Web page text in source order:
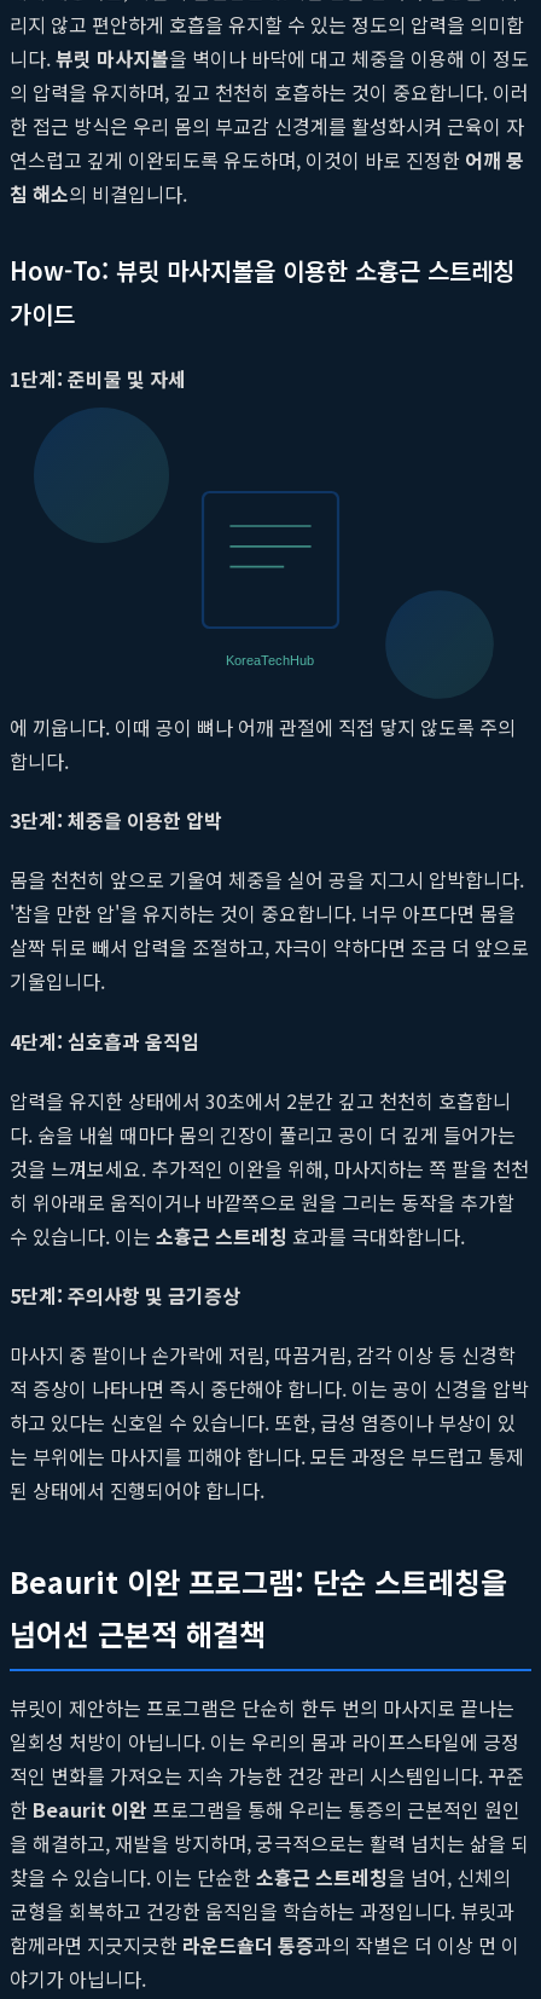
리지 않고 편안하게 호흡을 유지할 수 있는 정도의 압력을 의미합
니다.뷰릿 마사지볼을 벽이나 바닥에 대고 체중을 이용해 이 정도
의 압력을 유지하며, 깊고 천천히 호흡하는 것이 중요합니다. 이러
한 접근 방식은 우리 몸의 부교감 신경계를 활성화시켜 근육이 자
연스럽고 깊게 이완되도록 유도하며, 이것이 바로 진정한 어깨 뭉
침 해소의 비결입니다.
How-To: 뷰릿 마사지볼을 이용한 소흉근 스트레칭
가이드
1단계: 준비물 및 자세
뷰릿 마사지볼(또는 테니스공) 1개와 기댈 수 있는 벽을 준비합니
다. 벽을 마주 보고 서서, 마사지하려는 쪽 어깨를 살짝 앞으로 내
밉니다. 예를 들어, 오른쪽 소흉근을 마사지하려면 오른발을 살짝
앞으로 내딛어 안정적인 자세를 취합니다.
오른쪽 쇄골 중앙에서 2~3cm 아래, 어깨와 가슴이 만나는 오목한
지점을 찾습니다. 뷰릿 마사지볼을 그 지점에 놓고 벽과 가슴 사이
에 끼웁니다. 이때 공이 뼈나 어깨 관절에 직접 닿지 않도록 주의
합니다.
3단계: 체중을 이용한 압박
몸을 천천히 앞으로 기울여 체중을 실어 공을 지그시 압박합니다.
'참을 만한 압'을 유지하는 것이 중요합니다. 너무 아프다면 몸을
살짝 뒤로 빼서 압력을 조절하고, 자극이 약하다면 조금 더 앞으로
기울입니다.
4단계: 심호흡과 움직임
압력을 유지한 상태에서 30초에서 2분간 깊고 천천히 호흡합니
다. 숨을 내쉴 때마다 몸의 긴장이 풀리고 공이 더 깊게 들어가는
것을 느껴보세요. 추가적인 이완을 위해, 마사지하는 쪽 팔을 천천
히 위아래로 움직이거나 바깥쪽으로 원을 그리는 동작을 추가할
수 있습니다. 이는 소흉근 스트레칭 효과를 극대화합니다.
5단계: 주의사항 및 금기증상
마사지 중 팔이나 손가락에 저림, 따끔거림, 감각 이상 등 신경학
적 증상이 나타나면 즉시 중단해야 합니다. 이는 공이 신경을 압박
하고 있다는 신호일 수 있습니다. 또한, 급성 염증이나 부상이 있
는 부위에는 마사지를 피해야 합니다. 모든 과정은 부드럽고 통제
된 상태에서 진행되어야 합니다.
Beaurit 이완 프로그램: 단순 스트레칭을
넘어선 근본적 해결책
뷰릿이 제안하는 프로그램은 단순히 한두 번의 마사지로 끝나는
일회성 처방이 아닙니다. 이는 우리의 몸과 라이프스타일에 긍정
적인 변화를 가져오는 지속 가능한 건강 관리 시스템입니다. 꾸준
한 Beaurit 이완 프로그램을 통해 우리는 통증의 근본적인 원인
을 해결하고, 재발을 방지하며, 궁극적으로는 활력 넘치는 삶을 되
찾을 수 있습니다. 이는 단순한소흉근 스트레칭을 넘어, 신체의
균형을 회복하고 건강한 움직임을 학습하는 과정입니다. 뷰릿과
함께라면 지긋지긋한 라운드숄더 통증과의 작별은 더 이상 먼 이
야기가 아닙니다.